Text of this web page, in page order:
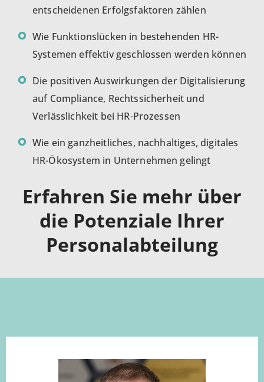
entscheidenen Erfolgsfaktoren zählen
Wie Funktionslücken in bestehenden HR-
Systemen effektiv geschlossen werden können
Die positiven Auswirkungen der Digitalisierung
auf Compliance, Rechtssicherheit und
Verlässlichkeit bei HR-Prozessen
Wie ein ganzheitliches, nachhaltiges, digitales
HR-Ökosystem in Unternehmen gelingt
Erfahren Sie mehr über
die Potenziale Ihrer
Personalabteilung